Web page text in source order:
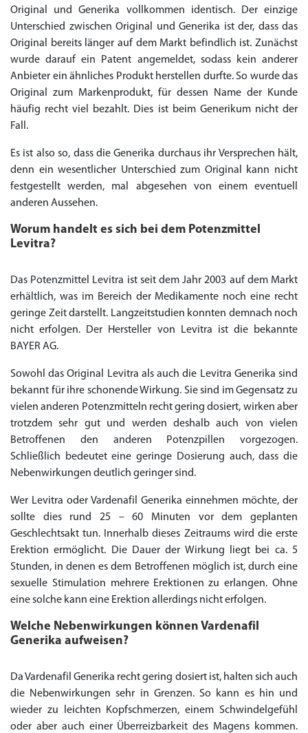
Original und Generika vollkommen identisch. Der einzige
Unterschied zwischen Original und Generika ist der, dass das
Original bereits länger auf dem Markt befindlich ist. Zunächst
wurde darauf ein Patent angemeldet, sodass kein anderer
Anbieter ein ähnliches Produkt herstellen durfte. So wurde das
Original zum Markenprodukt, für dessen Name der Kunde
häufig recht viel bezahlt. Dies ist beim Generikum nicht der
Fall.
Es ist also so, dass die Generika durchaus ihr Versprechen hält,
denn ein wesentlicher Unterschied zum Original kann nicht
festgestellt werden, mal abgesehen von einem eventuell
anderen Aussehen.
Worum handelt es sich bei dem Potenzmittel
Levitra?
Das Potenzmittel Levitra ist seit dem Jahr 2003 auf dem Markt
erhältlich, was im Bereich der Medikamente noch eine recht
geringe Zeit darstellt. Langzeitstudien konnten demnach noch
nicht erfolgen. Der Hersteller von Levitra ist die bekannte
BAYER AG.
Sowohl das Original Levitra als auch die Levitra Generika sind
bekannt für ihre schonende Wirkung. Sie sind im Gegensatz zu
vielen anderen Potenzmitteln recht gering dosiert, wirken aber
trotzdem sehr gut und werden deshalb auch von vielen
Betroffenen den anderen Potenzpillen vorgezogen.
Schließlich bedeutet eine geringe Dosierung auch, dass die
Nebenwirkungen deutlich geringer sind.
Wer Levitra oder Vardenafil Generika einnehmen möchte, der
sollte dies rund 25 – 60 Minuten vor dem geplanten
Geschlechtsakt tun. Innerhalb dieses Zeitraums wird die erste
Erektion ermöglicht. Die Dauer der Wirkung liegt bei ca. 5
Stunden, in denen es dem Betroffenen möglich ist, durch eine
sexuelle Stimulation mehrere Erektionen zu erlangen. Ohne
eine solche kann eine Erektion allerdings nicht erfolgen.
Welche Nebenwirkungen können Vardenafil
Generika aufweisen?
Da Vardenafil Generika recht gering dosiert ist, halten sich auch
die Nebenwirkungen sehr in Grenzen. So kann es hin und
wieder zu leichten Kopfschmerzen, einem Schwindelgefühl
oder aber auch einer Überreizbarkeit des Magens kommen.